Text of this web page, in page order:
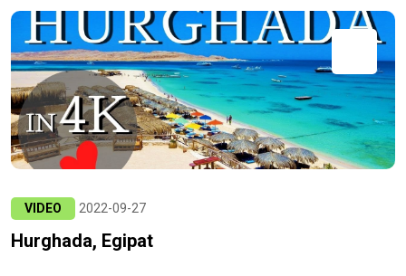
VIDEO 2022-09-27
Hurghada, Egipat